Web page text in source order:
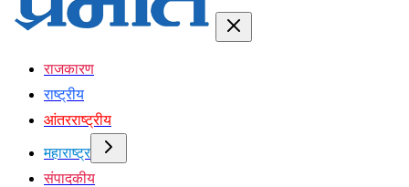
राजकारण
राष्ट्रीय
आंतरराष्ट्रीय
महाराष्ट्र
संपादकीय